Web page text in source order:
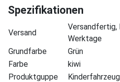
Spezifikationen
Versand
Werktage
Grundfarbe
Grün
Farbe
kiwi
Produktguppe